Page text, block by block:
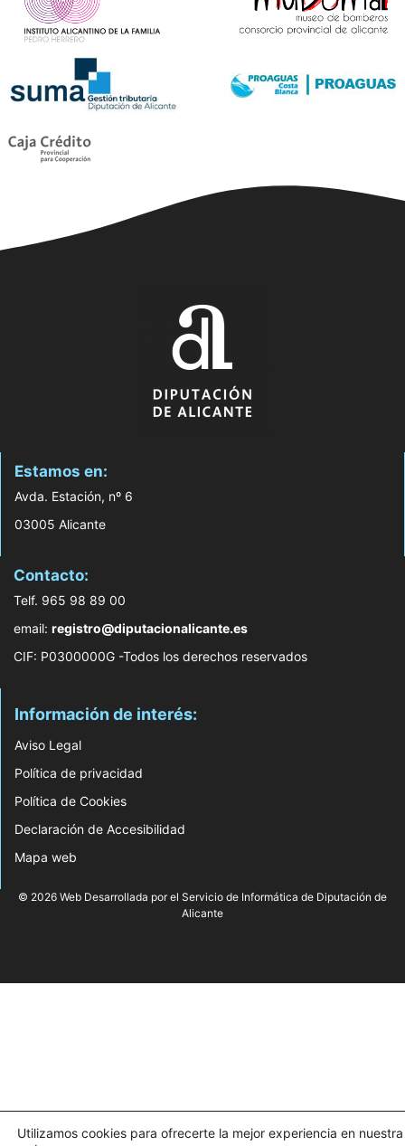
Estamos en:
Avda. Estación, nº 6
03005 Alicante
Contacto:
Telf. 965 98 89 00
email: registro@diputacionalicante.es
CIF: P0300000G -Todos los derechos reservados
Información de interés:
Aviso Legal
Política de privacidad
Política de Cookies
Declaración de Accesibilidad
Mapa web
© 2026 Web Desarrollada por el Servicio de Informática de Diputación de
Alicante
Utilizamos cookies para ofrecerte la mejor experiencia en nuestra